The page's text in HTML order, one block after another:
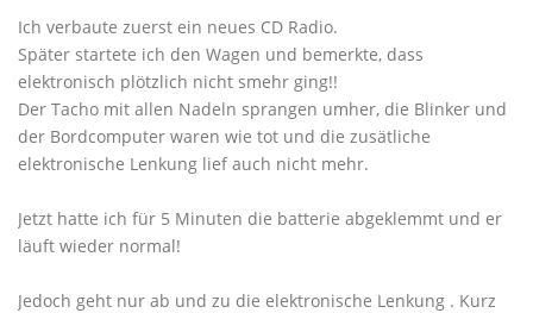
Ich verbaute zuerst ein neues CD Radio.
Später startete ich den Wagen und bemerkte, dass
elektronisch plötzlich nicht smehr ging!!
Der Tacho mit allen Nadeln sprangen umher, die Blinker und
der Bordcomputer waren wie tot und die zusätliche
elektronische Lenkung lief auch nicht mehr.
Jetzt hatte ich für 5 Minuten die batterie abgeklemmt und er
läuft wieder normal!
Jedoch geht nur ab und zu die elektronische Lenkung . Kurz